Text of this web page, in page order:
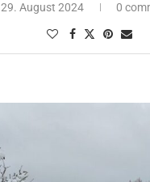
29. August 2024 0